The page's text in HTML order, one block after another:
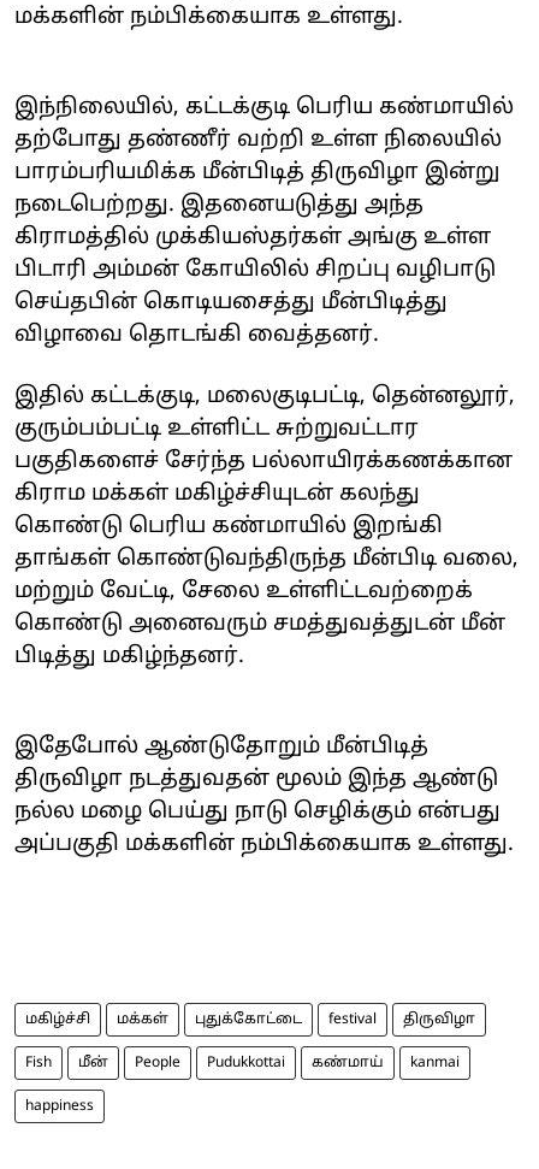
மக்களின் நம்பிக்கையாக உள்ளது.
இந்நிலையில், கட்டக்குடி பெரிய கண்மாயில்
தற்போது தண்ணீர் வற்றி உள்ள நிலையில்
பாரம்பரியமிக்க மீன்பிடித் திருவிழா இன்று
நடைபெற்றது. இதனையடுத்து அந்த
கிராமத்தில் முக்கியஸ்தர்கள் அங்கு உள்ள
பிடாரி அம்மன் கோயிலில் சிறப்பு வழிபாடு
செய்தபின் கொடியசைத்து மீன்பிடித்து
விழாவை தொடங்கி வைத்தனர்.
இதில் கட்டக்குடி, மலைகுடிபட்டி, தென்னலூர்,
குரும்பம்பட்டி உள்ளிட்ட சுற்றுவட்டார
பகுதிகளைச் சேர்ந்த பல்லாயிரக்கணக்கான
கிராம மக்கள் மகிழ்ச்சியுடன் கலந்து
கொண்டு பெரிய கண்மாயில் இறங்கி
தாங்கள் கொண்டுவந்திருந்த மீன்பிடி வலை,
மற்றும் வேட்டி, சேலை உள்ளிட்டவற்றைக்
கொண்டு அனைவரும் சமத்துவத்துடன் மீன்
பிடித்து மகிழ்ந்தனர்.
இதேபோல் ஆண்டுதோறும் மீன்பிடித்
திருவிழா நடத்துவதன் மூலம் இந்த ஆண்டு
நல்ல மழை பெய்து நாடு செழிக்கும் என்பது
அப்பகுதி மக்களின் நம்பிக்கையாக உள்ளது.
மகிழ்ச்சி மக்கள் புதுக்கோட்டை festival திருவிழா
Fish மீன் People Pudukkottai கண்மாய் kanmai
happiness